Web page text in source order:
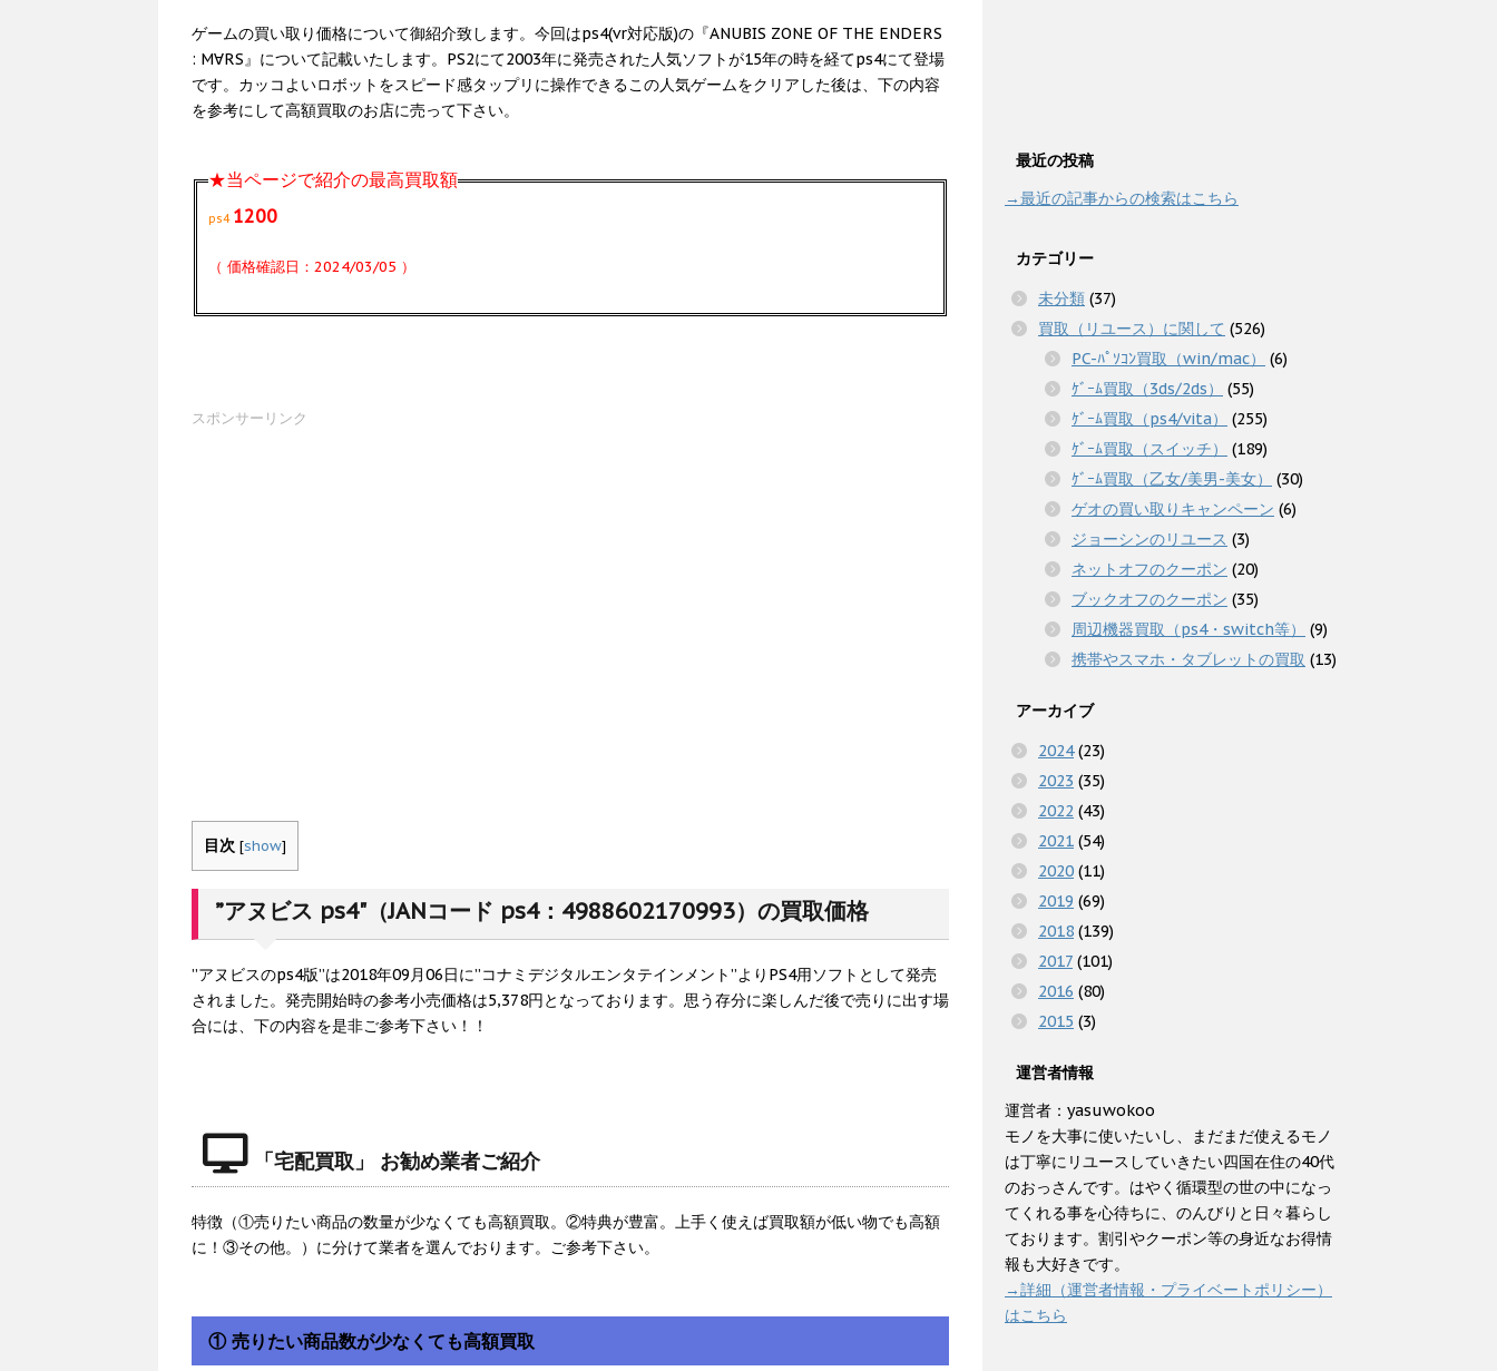
ゲームの買い取り価格について御紹介致します。今回はps4(vr対応版)の『ANUBIS ZONE OF THE ENDERS
: M∀RS』について記載いたします。PS2にて2003年に発売された人気ソフトが15年の時を経てps4にて登場
です。カッコよいロボットをスピード感タップリに操作できるこの人気ゲームをクリアした後は、下の内容
を参考にして高額買取のお店に売って下さい。
★当ページで紹介の最高買取額
ps4 1200
（ 価格確認日：2024/03/05 ）
スポンサーリンク
目次 [show]
”アヌビス ps4"（JANコード ps4：4988602170993）の買取価格
”アヌビスのps4版”は2018年09月06日に”コナミデジタルエンタテインメント”よりPS4用ソフトとして発売
されました。発売開始時の参考小売価格は5,378円となっております。思う存分に楽しんだ後で売りに出す場
合には、下の内容を是非ご参考下さい！！
「宅配買取」 お勧め業者ご紹介
特徴（①売りたい商品の数量が少なくても高額買取。②特典が豊富。上手く使えば買取額が低い物でも高額
に！③その他。）に分けて業者を選んでおります。ご参考下さい。
① 売りたい商品数が少なくても高額買取
最近の投稿
→最近の記事からの検索はこちら
カテゴリー
未分類 (37)
買取（リユース）に関して (526)
PC-ﾊﾟｿｺﾝ買取（win/mac）
(6)
ｹﾞｰﾑ買取（3ds/2ds）
(55)
ｹﾞｰﾑ買取（ps4/vita）
(255)
ｹﾞｰﾑ買取（スイッチ）
(189)
ｹﾞｰﾑ買取（乙女/美男-美女）
(30)
ゲオの買い取りキャンペーン (6)
ジョーシンのリユース (3)
ネットオフのクーポン (20)
ブックオフのクーポン (35)
周辺機器買取（ps4・switch等）
(9)
携帯やスマホ・タブレットの買取 (13)
アーカイブ
2024(23)
2023 (35)
2022 (43)
2021 (54)
2020 (11)
2019 (69)
2018 (139)
2017 (101)
2016 (80)
2015 (3)
運営者情報
運営者：yasuwokoo
モノを大事に使いたいし、まだまだ使えるモノ
は丁寧にリユースしていきたい四国在住の40代
のおっさんです。はやく循環型の世の中になっ
てくれる事を心待ちに、のんびりと日々暮らし
ております。割引やクーポン等の身近なお得情
報も大好きです。
→詳細（運営者情報・プライベートポリシー）
はこちら